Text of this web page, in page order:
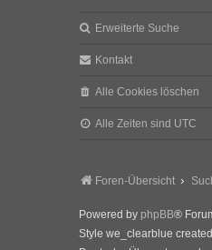
Erweiterte Suche
Kontakt
Alle Cookies löschen
Alle Zeiten sind UTC
Foren-Übersicht
Powered by phpBB®
Style we_clearblue